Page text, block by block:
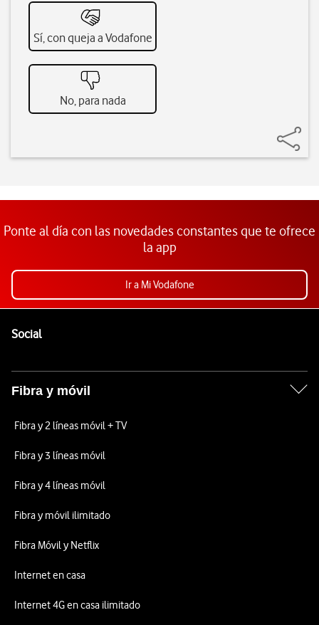
Sí, con queja a Vodafone
No, para nada
Ponte al día con las novedades constantes que te ofrece
la app
Ir a Mi Vodafone
SocialEnlaces a las redes sociales de Vodafone
Fibra y móvil
Fibra y 2 líneas móvil + TV
Fibra y 3 líneas móvil
Fibra y 4 líneas móvil
Fibra y móvil ilimitado
Fibra Móvil y Netflix
Internet en casa
Internet 4G en casa ilimitado